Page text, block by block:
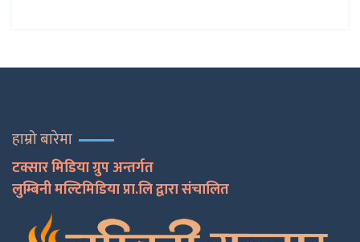
हाम्रो बारेमा
टक्सार मिडिया ग्रुप अन्तर्गत
लुम्बिनी मल्टिमिडिया प्रा.लि द्वारा संचालित